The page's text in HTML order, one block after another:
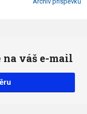
váš e-mail